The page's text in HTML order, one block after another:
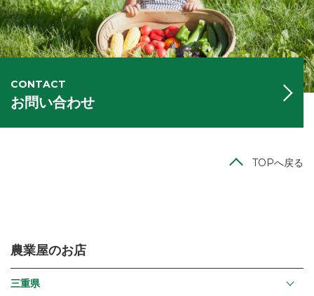
CONTACT
お問い合わせ
TOPへ戻る
農業屋のお店
三重県